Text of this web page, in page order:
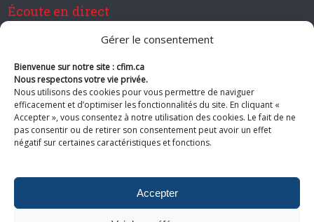
Gérer le consentement
Bienvenue sur notre site : cfim.ca
Nous respectons votre vie privée.
Nous utilisons des cookies pour vous permettre de naviguer
efficacement et d’optimiser les fonctionnalités du site. En cliquant «
Accepter », vous consentez à notre utilisation des cookies. Le fait de ne
pas consentir ou de retirer son consentement peut avoir un effet
négatif sur certaines caractéristiques et fonctions.
Accepter
Écoute en direct
Devenir membre de CFIM
Suivez-nous